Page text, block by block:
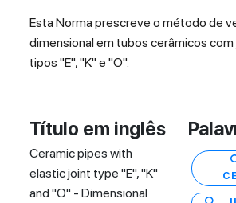
Esta Norma prescreve o método de
dimensional em tubos cerâmicos
tipos "E", "K" e "O".
Título em inglês
Ceramic pipes with
elastic joint type "E", "K"
and "O" - Dimensional